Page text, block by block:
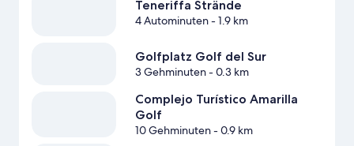
Teneriffa Strände
4 Autominuten- 1.9 km
Golfplatz Golf del Sur
3 Gehminuten- 0.3 km
Complejo Turístico Amarilla
Golf
10 Gehminuten- 0.9 km